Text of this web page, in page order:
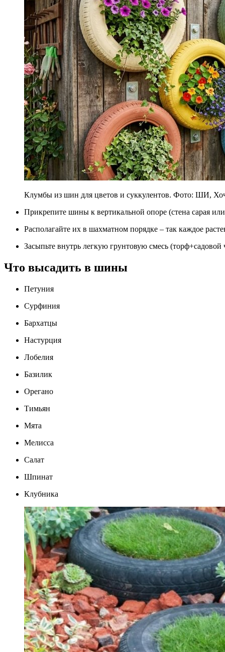
Клумбы из шин для цветов и суккулентов. Фото: ШИ,
Прикрепите шины к вертикальной опоре (стена сарая
Располагайте их в шахматном порядке – так каждое
Засыпьте внутрь легкую грунтовую смесь
Что высадить в шины
Петуния
Сурфиния
Бархатцы
Настурция
Лобелия
Базилик
Орегано
Тимьян
Мята
Мелисса
Салат
Шпинат
Клубника